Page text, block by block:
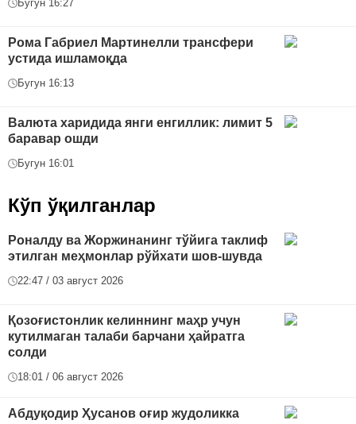
Бугун 16:27
Рома Габриел Мартинелли трансфери
устида ишламоқда
Бугун 16:13
Валюта харидида янги енгиллик: лимит 5
баравар ошди
Бугун 16:01
Кўп ўқилганлар
Роналду ва Жоржинанинг тўйига таклиф
этилган меҳмонлар рўйхати шов-шувда
22:47 / 03 август 2026
Қозоғистонлик келиннинг маҳр учун
кутилмаган талаби барчани ҳайратга
солди
18:01 / 06 август 2026
Абдуқодир Ҳусанов оғир жудоликка